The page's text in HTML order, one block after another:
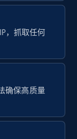
by
Post
，抓取任何
确保高质量